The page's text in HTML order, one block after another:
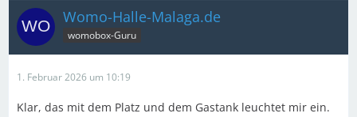
Womo-Halle-Malaga.de
womobox-Guru
1. Februar 2026 um 10:19
Klar, das mit dem Platz und dem Gastank leuchtet mir ein.